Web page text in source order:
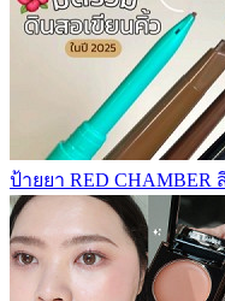
ป้ายยา RED